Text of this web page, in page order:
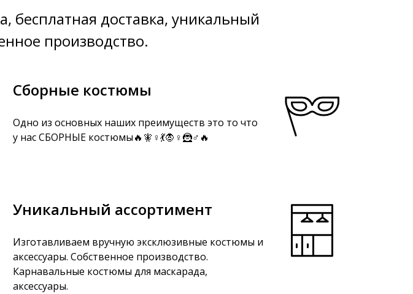
доставка, уникальный
производство.
Сборные костюмы
Одно из основных наших преимуществ это то что
у нас СБОРНЫЕ костюмы🔥🧚♀️💃🧛♀️🦹♂️🔥
Уникальный ассортимент
Изготавливаем вручную эксклюзивные костюмы и
аксессуары. Собственное производство.
Карнавальные костюмы для маскарада,
аксессуары.